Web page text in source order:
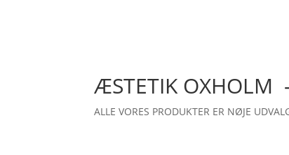
ÆSTETIK OXHOLM
ALLE VORES PRODUKTER ER NØJE